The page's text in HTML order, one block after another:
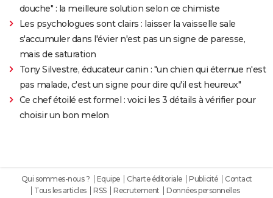
douche" : la meilleure solution selon ce chimiste
Les psychologues sont clairs : laisser la vaisselle sale
s'accumuler dans l'évier n'est pas un signe de paresse,
mais de saturation
Tony Silvestre, éducateur canin : "un chien qui éternue n'est
pas malade, c'est un signe pour dire qu'il est heureux"
Ce chef étoilé est formel : voici les 3 détails à vérifier pour
choisir un bon melon
Qui sommes-nous ? Equipe Charte éditoriale Publicité
Contact
Tous les articles
RSS Recrutement
Données personnelles